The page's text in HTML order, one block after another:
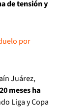
de tensión y
por
Juárez,
meses ha
Liga y Copa